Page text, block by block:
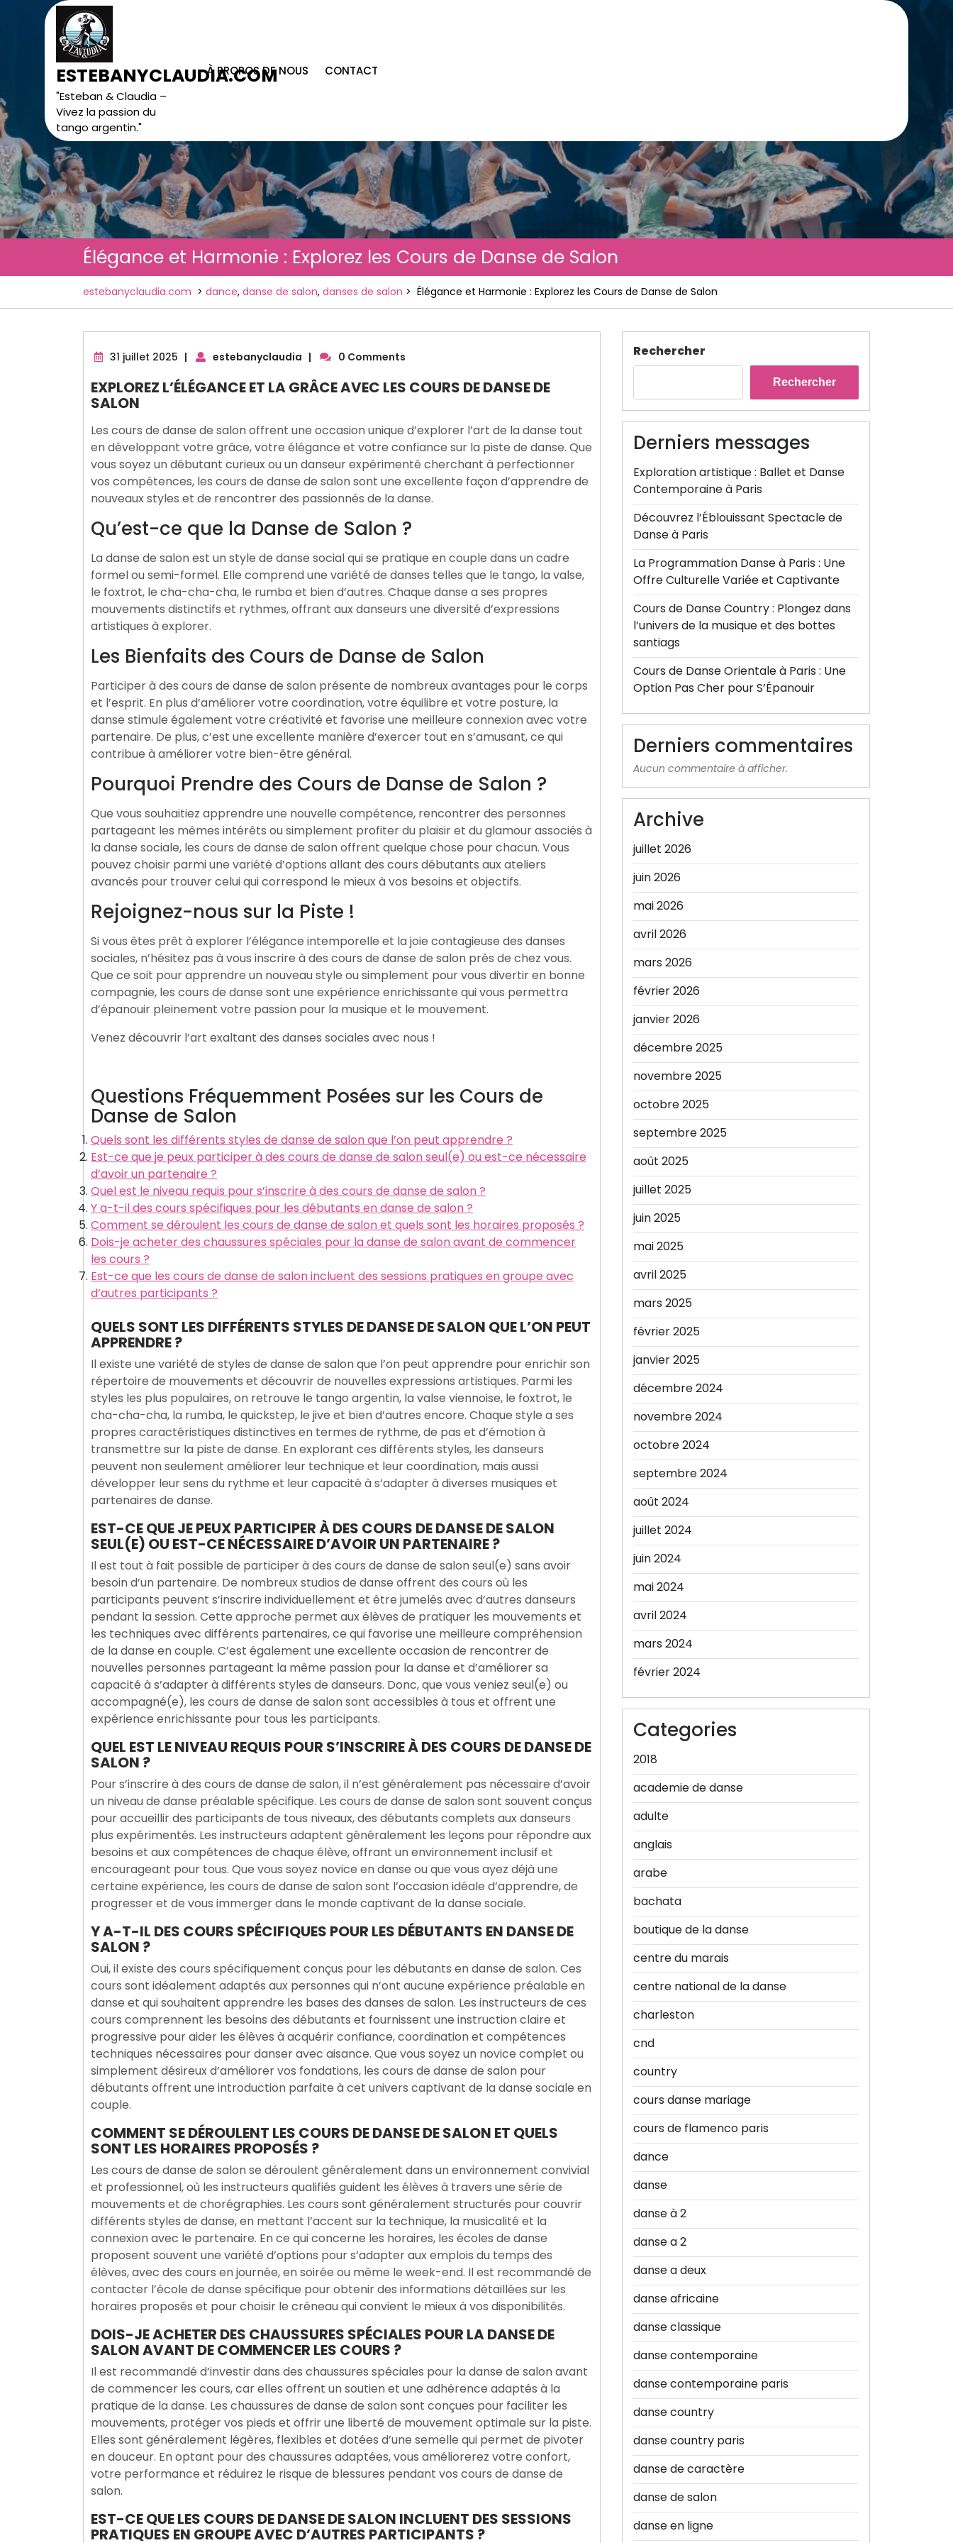
ESTEBANYCLAUDIA.COM
"Esteban & Claudia –
Vivez la passion du
tango argentin."
À PROPOS DE NOUS CONTACT
Élégance et Harmonie : Explorez les Cours de Danse de Salon
estebanyclaudia.com > dance, danse de salon, danses de salon > Élégance et Harmonie : Explorez les Cours de Danse de Salon
31 juillet 2025 31
2025
| estebanyclaudia | 0 Comments
EXPLOREZ L’ÉLÉGANCE ET LA GRÂCE AVEC LES COURS DE DANSE DE
SALON
Les cours de danse de salon offrent une occasion unique d’explorer l’art de la danse tout
en développant votre grâce, votre élégance et votre confiance sur la piste de danse. Que
vous soyez un débutant curieux ou un danseur expérimenté cherchant à perfectionner
vos compétences, les cours de danse de salon sont une excellente façon d’apprendre de
nouveaux styles et de rencontrer des passionnés de la danse.
Qu’est-ce que la Danse de Salon ?
La danse de salon est un style de danse social qui se pratique en couple dans un cadre
formel ou semi-formel. Elle comprend une variété de danses telles que le tango, la valse,
le foxtrot, le cha-cha-cha, le rumba et bien d’autres. Chaque danse a ses propres
mouvements distinctifs et rythmes, offrant aux danseurs une diversité d’expressions
artistiques à explorer.
Les Bienfaits des Cours de Danse de Salon
Participer à des cours de danse de salon présente de nombreux avantages pour le corps
et l’esprit. En plus d’améliorer votre coordination, votre équilibre et votre posture, la
danse stimule également votre créativité et favorise une meilleure connexion avec votre
partenaire. De plus, c’est une excellente manière d’exercer tout en s’amusant, ce qui
contribue à améliorer votre bien-être général.
Pourquoi Prendre des Cours de Danse de Salon ?
Que vous souhaitiez apprendre une nouvelle compétence, rencontrer des personnes
partageant les mêmes intérêts ou simplement profiter du plaisir et du glamour associés à
la danse sociale, les cours de danse de salon offrent quelque chose pour chacun. Vous
pouvez choisir parmi une variété d’options allant des cours débutants aux ateliers
avancés pour trouver celui qui correspond le mieux à vos besoins et objectifs.
Rejoignez-nous sur la Piste !
Si vous êtes prêt à explorer l’élégance intemporelle et la joie contagieuse des danses
sociales, n’hésitez pas à vous inscrire à des cours de danse de salon près de chez vous.
Que ce soit pour apprendre un nouveau style ou simplement pour vous divertir en bonne
compagnie, les cours de danse sont une expérience enrichissante qui vous permettra
d’épanouir pleinement votre passion pour la musique et le mouvement.
Venez découvrir l’art exaltant des danses sociales avec nous !
Questions Fréquemment Posées sur les Cours de
Danse de Salon
Quels sont les différents styles de danse de salon que l’on peut apprendre ?
Est-ce que je peux participer à des cours de danse de salon seul(e) ou est-ce nécessaire
d’avoir un partenaire ?
Quel est le niveau requis pour s’inscrire à des cours de danse de salon ?
Y a-t-il des cours spécifiques pour les débutants en danse de salon ?
Comment se déroulent les cours de danse de salon et quels sont les horaires proposés ?
Dois-je acheter des chaussures spéciales pour la danse de salon avant de commencer
les cours ?
Est-ce que les cours de danse de salon incluent des sessions pratiques en groupe avec
d’autres participants ?
QUELS SONT LES DIFFÉRENTS STYLES DE DANSE DE SALON QUE L’ON PEUT
APPRENDRE ?
Il existe une variété de styles de danse de salon que l’on peut apprendre pour enrichir son
répertoire de mouvements et découvrir de nouvelles expressions artistiques. Parmi les
styles les plus populaires, on retrouve le tango argentin, la valse viennoise, le foxtrot, le
cha-cha-cha, la rumba, le quickstep, le jive et bien d’autres encore. Chaque style a ses
propres caractéristiques distinctives en termes de rythme, de pas et d’émotion à
transmettre sur la piste de danse. En explorant ces différents styles, les danseurs
peuvent non seulement améliorer leur technique et leur coordination, mais aussi
développer leur sens du rythme et leur capacité à s’adapter à diverses musiques et
partenaires de danse.
EST-CE QUE JE PEUX PARTICIPER À DES COURS DE DANSE DE SALON
SEUL(E) OU EST-CE NÉCESSAIRE D’AVOIR UN PARTENAIRE ?
Il est tout à fait possible de participer à des cours de danse de salon seul(e) sans avoir
besoin d’un partenaire. De nombreux studios de danse offrent des cours où les
participants peuvent s’inscrire individuellement et être jumelés avec d’autres danseurs
pendant la session. Cette approche permet aux élèves de pratiquer les mouvements et
les techniques avec différents partenaires, ce qui favorise une meilleure compréhension
de la danse en couple. C’est également une excellente occasion de rencontrer de
nouvelles personnes partageant la même passion pour la danse et d’améliorer sa
capacité à s’adapter à différents styles de danseurs. Donc, que vous veniez seul(e) ou
accompagné(e), les cours de danse de salon sont accessibles à tous et offrent une
expérience enrichissante pour tous les participants.
QUEL EST LE NIVEAU REQUIS POUR S’INSCRIRE À DES COURS DE DANSE DE
SALON ?
Pour s’inscrire à des cours de danse de salon, il n’est généralement pas nécessaire d’avoir
un niveau de danse préalable spécifique. Les cours de danse de salon sont souvent conçus
pour accueillir des participants de tous niveaux, des débutants complets aux danseurs
plus expérimentés. Les instructeurs adaptent généralement les leçons pour répondre aux
besoins et aux compétences de chaque élève, offrant un environnement inclusif et
encourageant pour tous. Que vous soyez novice en danse ou que vous ayez déjà une
certaine expérience, les cours de danse de salon sont l’occasion idéale d’apprendre, de
progresser et de vous immerger dans le monde captivant de la danse sociale.
Y A-T-IL DES COURS SPÉCIFIQUES POUR LES DÉBUTANTS EN DANSE DE
SALON ?
Oui, il existe des cours spécifiquement conçus pour les débutants en danse de salon. Ces
cours sont idéalement adaptés aux personnes qui n’ont aucune expérience préalable en
danse et qui souhaitent apprendre les bases des danses de salon. Les instructeurs de ces
cours comprennent les besoins des débutants et fournissent une instruction claire et
progressive pour aider les élèves à acquérir confiance, coordination et compétences
techniques nécessaires pour danser avec aisance. Que vous soyez un novice complet ou
simplement désireux d’améliorer vos fondations, les cours de danse de salon pour
débutants offrent une introduction parfaite à cet univers captivant de la danse sociale en
couple.
COMMENT SE DÉROULENT LES COURS DE DANSE DE SALON ET QUELS
SONT LES HORAIRES PROPOSÉS ?
Les cours de danse de salon se déroulent généralement dans un environnement convivial
et professionnel, où les instructeurs qualifiés guident les élèves à travers une série de
mouvements et de chorégraphies. Les cours sont généralement structurés pour couvrir
différents styles de danse, en mettant l’accent sur la technique, la musicalité et la
connexion avec le partenaire. En ce qui concerne les horaires, les écoles de danse
proposent souvent une variété d’options pour s’adapter aux emplois du temps des
élèves, avec des cours en journée, en soirée ou même le week-end. Il est recommandé de
contacter l’école de danse spécifique pour obtenir des informations détaillées sur les
horaires proposés et pour choisir le créneau qui convient le mieux à vos disponibilités.
DOIS-JE ACHETER DES CHAUSSURES SPÉCIALES POUR LA DANSE DE
SALON AVANT DE COMMENCER LES COURS ?
Il est recommandé d’investir dans des chaussures spéciales pour la danse de salon avant
de commencer les cours, car elles offrent un soutien et une adhérence adaptés à la
pratique de la danse. Les chaussures de danse de salon sont conçues pour faciliter les
mouvements, protéger vos pieds et offrir une liberté de mouvement optimale sur la piste.
Elles sont généralement légères, flexibles et dotées d’une semelle qui permet de pivoter
en douceur. En optant pour des chaussures adaptées, vous améliorerez votre confort,
votre performance et réduirez le risque de blessures pendant vos cours de danse de
salon.
EST-CE QUE LES COURS DE DANSE DE SALON INCLUENT DES SESSIONS
PRATIQUES EN GROUPE AVEC D’AUTRES PARTICIPANTS ?
Rechercher
Rechercher
Derniers messages
Exploration artistique : Ballet et Danse
Contemporaine à Paris
Découvrez l’Éblouissant Spectacle de
Danse à Paris
La Programmation Danse à Paris : Une
Offre Culturelle Variée et Captivante
Cours de Danse Country : Plongez dans
l’univers de la musique et des bottes
santiags
Cours de Danse Orientale à Paris : Une
Option Pas Cher pour S’Épanouir
Derniers commentaires
Aucun commentaire à afficher.
Archive
juillet 2026
juin 2026
mai 2026
avril 2026
mars 2026
février 2026
janvier 2026
décembre 2025
novembre 2025
octobre 2025
septembre 2025
août 2025
juillet 2025
juin 2025
mai 2025
avril 2025
mars 2025
février 2025
janvier 2025
décembre 2024
novembre 2024
octobre 2024
septembre 2024
août 2024
juillet 2024
juin 2024
mai 2024
avril 2024
mars 2024
février 2024
Categories
2018
academie de danse
adulte
anglais
arabe
bachata
boutique de la danse
centre du marais
centre national de la danse
charleston
cnd
country
cours danse mariage
cours de flamenco paris
dance
danse
danse à 2
danse a 2
danse a deux
danse africaine
danse classique
danse contemporaine
danse contemporaine paris
danse country
danse country paris
danse de caractère
danse de salon
danse en ligne